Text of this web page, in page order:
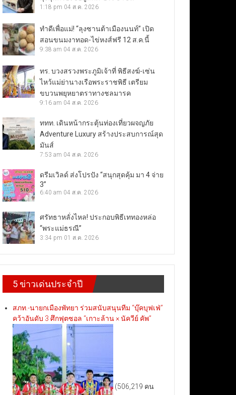
1:18 pm 04 ส.ค. 2026
ทำดีเพื่อแม่! “ลุงซานต้าเมืองนนท์” เปิด
สอนขนมงาทอด-ไข่หงส์ฟรี 12 ส.ค.นี้
9:38 am 04 ส.ค. 2026
ทร. บวงสรวงพระภูมิเจ้าที่ พิธีสงฆ์-เซ่น
ไหว้แม่ย่านางเรือพระราชพิธี เตรียม
ขบวนพยุหยาตราทางชลมารค
9:16 am 04 ส.ค. 2026
ททท. เดินหน้ากระตุ้นท่องเที่ยวผจญภัย
Adventure Luxury สร้างประสบการณ์สุด
มันส์
7:53 am 04 ส.ค. 2026
ดรีมเวิลด์ ส่งโปรปัง “สนุกสุดคุ้ม มา 4 จ่าย
3”
6:40 am 04 ส.ค. 2026
ศรัทธาหลั่งไหล! ประกอบพิธีเททองหล่อ
“พระแม่ธรณี”
3:34 pm 01 ส.ค. 2026
5 ข่าวเด่นประจำปี
สภท.-นายกเมืองพัทยา ร่วมสนับสนุนทีม “บุ๊คบุฟเฟ่”
คว้าอันดับ 3 ศึกฟุตซอล “เกาะล้าน × นัควีย์ คัพ”
(506,219 คน